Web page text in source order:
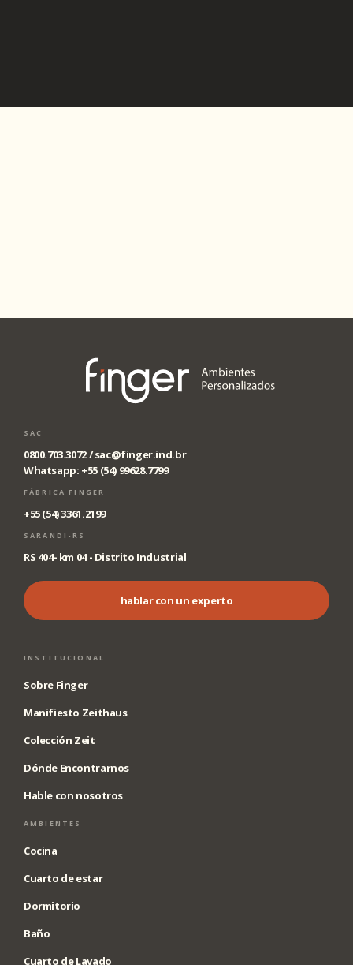
SAC
0800.703.3072 /sac@finger.ind.br
Whatsapp: +55 (54) 99628.7799
FÁBRICA FINGER
+55 (54) 3361.2199
SARANDI-RS
RS 404- km 04 - Distrito Industrial
hablar con un experto
INSTITUCIONAL
Sobre Finger
Manifiesto Zeithaus
Colección Zeit
Dónde Encontrarnos
Hable con nosotros
AMBIENTES
Cocina
Cuarto de estar
Dormitorio
Baño
Cuarto de Lavado